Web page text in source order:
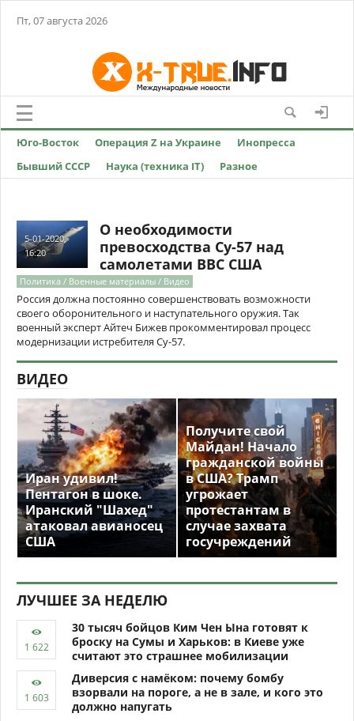
Пт, 07 августа 2026
Юго-Восток Операция Z на Украине
Инопресса
Бывший СССР
Наука (техника IT) Разное
5-01-2020,
16:20
О необходимости
превосходства Су-57 над
самолетами ВВС США
Политика / Военные материалы / Видео
Россия должна постоянно совершенствовать возможности
своего оборонительного и наступательного оружия. Так
военный эксперт Айтеч Бижев прокомментировал процесс
модернизации истребителя Су-57.
ВИДЕО
Иран удивил!
Пентагон в шоке.
Иранский "Шахед"
атаковал авианосец
США
Получите свой
Майдан! Начало
гражданской войны
в США? Трамп
угрожает
протестантам в
случае захвата
госучреждений
ЛУЧШЕЕ ЗА НЕДЕЛЮ
30 тысяч бойцов Ким Чен Ына готовят к
броску на Сумы и Харьков: в Киеве уже
считают это страшнее мобилизации
Диверсия с намёком: почему бомбу
взорвали на пороге, а не в зале, и кого это
должно напугать